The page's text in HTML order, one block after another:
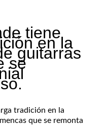
tiene
en la
guitarras
se
tradición en la
que se remonta